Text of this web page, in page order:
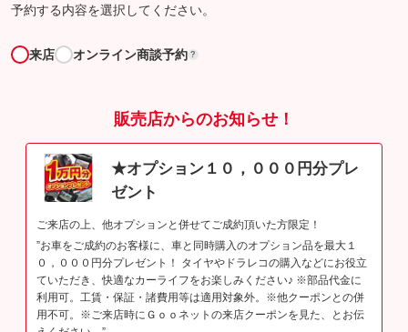
予約する内容を選択してください。
来店 オンライン商談予約 ?
販売店からのお知らせ！
★オプション１０，０００円分プレ
ゼント
ご来店の上、他オプションと併せてご成約頂いた方限定！
”お車をご成約のお客様に、車と同時購入のオプション品を最大１
０，０００円分プレゼント！ タイヤやドラレコの購入などにお役立
ていただき、快適なカーライフをお楽しみください♪ ※部品代金に
利用可。工賃・保証・諸費用等は適用対象外。※他クーポンとの併
用不可。※ご来店時にＧｏｏネットの来店クーポンを見た、とお伝